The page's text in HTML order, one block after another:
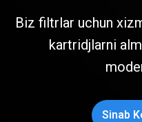
Biz filtrlar uchun
kartridjlarni
Sinab